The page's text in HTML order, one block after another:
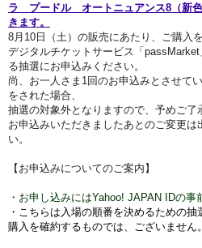
ラ プードル オートニュアンス8（新色
きます。
8月10 日（土） の販売にあたり、ご購入
デジタルチケットサービス「
る抽選にお申込みください。
尚、お一人さま1回のお申込みとさせて
をされた場合、
抽選の対象外となりますので、予めご了
お申込みいただきましたあとのご変更は
い。
【お申込みについてのご案内】
・お申し込みにはYahoo! JAPAN IDの事
・こちらは入場の順番を決めるための
購入を確約するものでは、ございません。